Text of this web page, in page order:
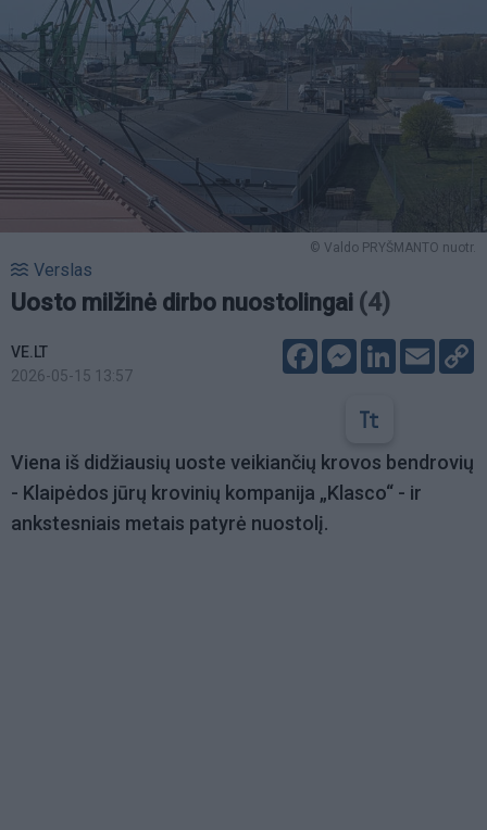
© Valdo PRYŠMANTO nuotr.
Verslas
Uosto milžinė dirbo nuostolingai (4)
VE.LT
2026-05-15 13:57
FacebookMessenger
LinkedIn
Email
Viena iš didžiausių uoste veikiančių krovos bendrovių
- Klaipėdos jūrų krovinių kompanija „Klasco“ - ir
ankstesniais metais patyrė nuostolį.